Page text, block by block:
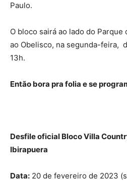
Paulo.
O bloco sairá ao lado do
ao Obelisco, na segunda-feira,
13h.
Então bora pra folia e se
Desfile oficial Bloco Villa
Ibirapuera
Data: 20 de fevereiro de 2023